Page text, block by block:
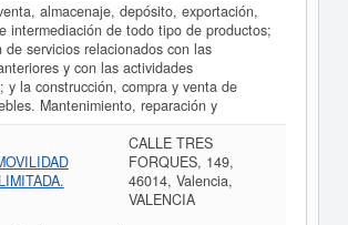
almacenaje, depósito, exportación,
intermediación de todo tipo de productos;
de servicios relacionados con las
y con las actividades
y la construcción, compra y venta de
Mantenimiento, reparación y
CALLE TRES
FORQUES, 149,
46014, Valencia,
VALENCIA